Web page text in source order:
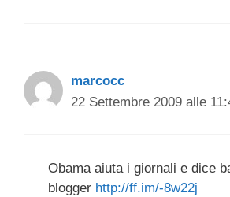
marcocc
22 Settembre 2009 alle
Obama aiuta i giornali e dice
blogger http://ff.im/-8w22j